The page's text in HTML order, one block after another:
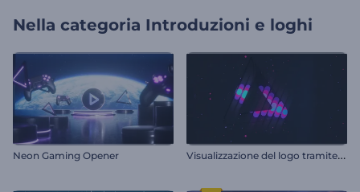
Nella categoria Introduzioni e loghi
Neon Gaming Opener V
isualizzazione del logo tramite LED